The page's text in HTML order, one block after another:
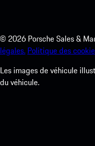
© 2026 Porsche Sales &
légales. Politique des
Les images de véhicule
du véhicule.